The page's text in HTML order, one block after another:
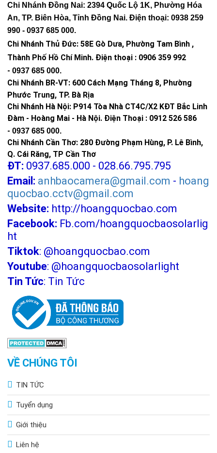
Chi Nhánh Đồng Nai: 2394 Quốc Lộ 1K, Phường Hóa
An, TP. Biên Hòa, Tỉnh Đồng Nai. Điện thoại: 0938 259
990 - 0937 685 000.
Chi Nhánh Thủ Đức: 58E Gò Dưa, Phường Tam Bình ,
Thành Phố Hồ Chí Minh. Điện thoại : 0906 359 992
- 0937 685 000.
Chi Nhánh BR-VT: 600 Cách Mạng Tháng 8, Phường
Phước Trung, TP. Bà Rịa
Chi Nhánh Hà Nội: P914 Tòa Nhà CT4C/X2 KĐT Bắc Linh
Đàm - Hoàng Mai - Hà Nội. Điện Thoại : 0912 526 586
- 0937 685 000.
Chi Nhánh Cần Thơ: 280 Đường Phạm Hùng, P. Lê Bình,
Q. Cái Răng, TP Cần Thơ
ĐT: 0937.685.000 - 028.66.795.795
Email: anhbaocamera@gmail.com - hoang
quocbao.cctv@gmail.com
Website: http://hoangquocbao.com
Facebook: Fb.com/hoangquocbaosolarlig
ht
Tiktok: @hoangquocbao.com
Youtube: @hoangquocbaosolarlight
Tin Tức: Tin Tức
VỀ CHÚNG TÔI
TIN TỨC
Tuyển dụng
Giới thiệu
Liên hệ